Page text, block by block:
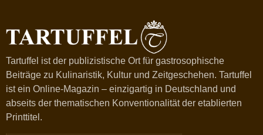
Tartuffel ist der publizistische Ort für gastrosophische
Beiträge zu Kulinaristik, Kultur und Zeitgeschehen. Tartuffel
ist ein Online-Magazin – einzigartig in Deutschland und
abseits der thematischen Konventionalität der etablierten
Printtitel.